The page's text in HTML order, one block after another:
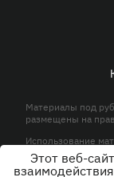
Материалы под
размещены на
Использование
активной
© ООО «ЮЛАВ
Этот веб-